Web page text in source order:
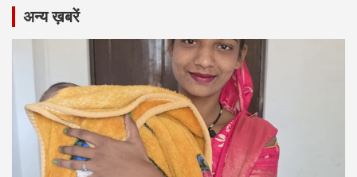
अन्य ख़बरें